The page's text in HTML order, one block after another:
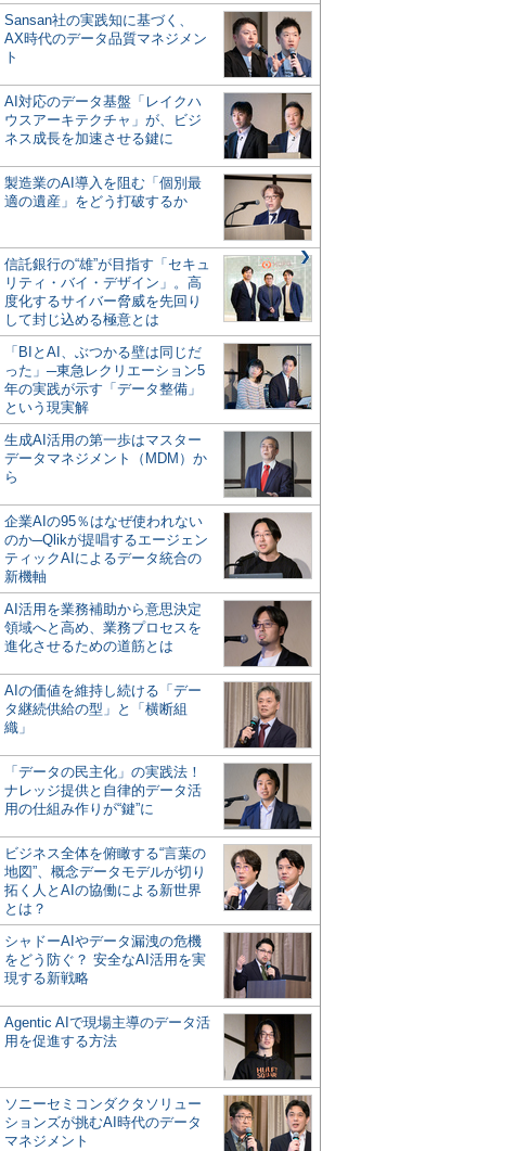
Sansan社の実践知に基づく、
AX時代のデータ品質マネジメン
ト
AI対応のデータ基盤「レイクハ
ウスアーキテクチャ」が、ビジ
ネス成長を加速させる鍵に
製造業のAI導入を阻む「個別最
適の遺産」をどう打破するか
信託銀行の“雄”が目指す「セキュ
リティ・バイ・デザイン」。高
度化するサイバー脅威を先回り
して封じ込める極意とは
「BIとAI、ぶつかる壁は同じだ
った」─東急レクリエーション5
年の実践が示す「データ整備」
という現実解
生成AI活用の第一歩はマスター
データマネジメント（MDM）か
ら
企業AIの95％はなぜ使われない
のか─Qlikが提唱するエージェン
ティックAIによるデータ統合の
新機軸
AI活用を業務補助から意思決定
領域へと高め、業務プロセスを
進化させるための道筋とは
AIの価値を維持し続ける「デー
タ継続供給の型」と「横断組
織」
「データの民主化」の実践法！
ナレッジ提供と自律的データ活
用の仕組み作りが“鍵”に
ビジネス全体を俯瞰する“言葉の
地図”、概念データモデルが切り
拓く人とAIの協働による新世界
とは？
シャドーAIやデータ漏洩の危機
をどう防ぐ？ 安全なAI活用を実
現する新戦略
Agentic AIで現場主導のデータ活
用を促進する方法
ソニーセミコンダクタソリュー
ションズが挑むAI時代のデータ
マネジメント